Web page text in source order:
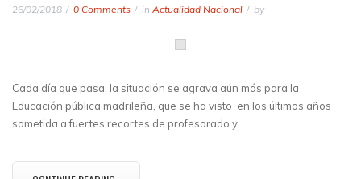
26/02/2018 0 Comments in Actualidad Nacional by
Cada día que pasa, la situación se agrava aún más para la
Educación pública madrileña, que se ha visto en los últimos años
sometida a fuertes recortes de profesorado y…